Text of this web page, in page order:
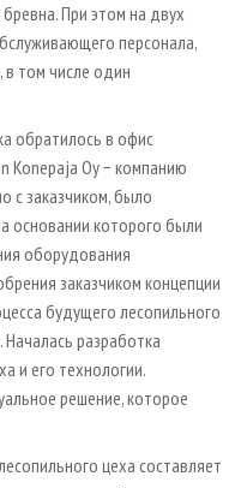
При этом на двух
персонала,
в том числе один
обратилось в офис
Konepaja Oy − компанию
с заказчиком, было
основании которого были
оборудования
заказчиком концепции
будущего лесопильного
разработка
и его технологии.
решение, которое
цеха составляет